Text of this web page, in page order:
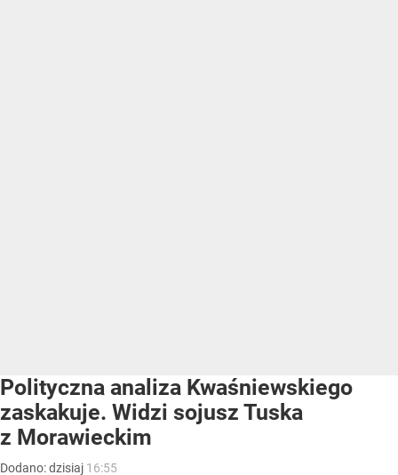
Polityczna analiza Kwaśniewskiego
zaskakuje. Widzi sojusz Tuska
z Morawieckim
Dodano:dzisiaj 16:55